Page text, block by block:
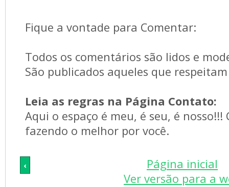
Fique a vontade para Comentar:
Todos os comentários são lidos e
São publicados aqueles que
Leia as regras na Página Contato:
Aqui o espaço é meu, é seu, é nosso!!!
fazendo o melhor por você.
‹
Página inicial
Ver versão para a